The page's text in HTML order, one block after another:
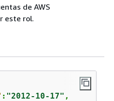
de AWS
este rol.
: "2012-10-17" ,